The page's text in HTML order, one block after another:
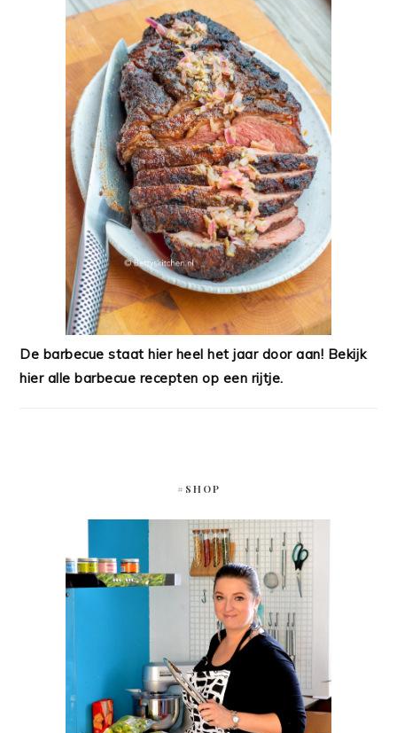
De barbecue staat hier heel het jaar door aan! Bekijk
hier alle barbecue recepten op een rijtje.
#SHOP